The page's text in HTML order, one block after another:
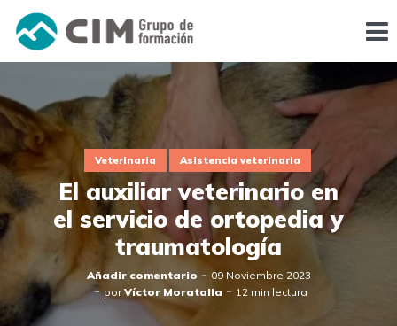
Veterinaria Asistencia veterinaria
El auxiliar veterinario en
el servicio de ortopedia y
traumatología
Añadir comentario
09 Noviembre 2023
porVíctor Moratalla 12 min lectura